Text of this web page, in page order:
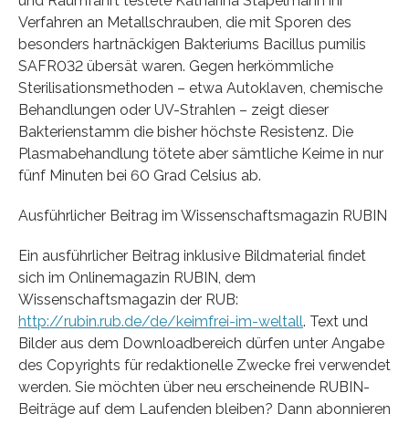
Verfahren an Metallschrauben, die mit Sporen des
besonders hartnäckigen Bakteriums Bacillus pumilis
SAFR032 übersät waren. Gegen herkömmliche
Sterilisationsmethoden – etwa Autoklaven, chemische
Behandlungen oder UV-Strahlen – zeigt dieser
Bakterienstamm die bisher höchste Resistenz. Die
Plasmabehandlung tötete aber sämtliche Keime in nur
fünf Minuten bei 60 Grad Celsius ab.
Ausführlicher Beitrag im Wissenschaftsmagazin RUBIN
Ein ausführlicher Beitrag inklusive Bildmaterial findet
sich im Onlinemagazin RUBIN, dem
Wissenschaftsmagazin der RUB:
http://rubin.rub.de/de/keimfrei-im-weltall. Text und
Bilder aus dem Downloadbereich dürfen unter Angabe
des Copyrights für redaktionelle Zwecke frei verwendet
werden. Sie möchten über neu erscheinende RUBIN-
Beiträge auf dem Laufenden bleiben? Dann abonnieren